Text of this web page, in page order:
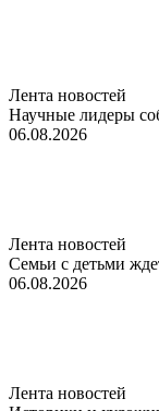
Лента новостей
Научные лидеры
06.08.2026
Лента новостей
Семьи с детьми
06.08.2026
Лента новостей